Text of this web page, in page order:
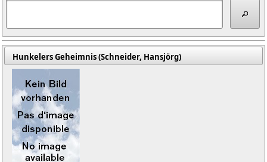
Hunkelers Geheimnis (Schneider, Hansjörg)